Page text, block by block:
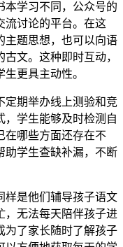
本学习不同，公众号的
流讨论的平台。在这
主题思想，也可以向语
文。这种即时互动，
更具主动性。
定期举办线上测验和竞
，学生能够及时检测自
在哪些方面还存在不
助学生查缺补漏，不断
样是他们辅导孩子语文
，无法每天陪伴孩子进
为了家长随时了解孩子